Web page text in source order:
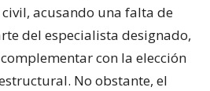
acusando una falta de
del especialista designado,
con la elección
No obstante, el